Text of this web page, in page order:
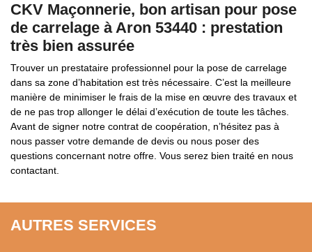
CKV Maçonnerie, bon artisan pour pose
de carrelage à Aron 53440 : prestation
très bien assurée
Trouver un prestataire professionnel pour la pose de carrelage
dans sa zone d’habitation est très nécessaire. C’est la meilleure
manière de minimiser le frais de la mise en œuvre des travaux et
de ne pas trop allonger le délai d’exécution de toute les tâches.
Avant de signer notre contrat de coopération, n’hésitez pas à
nous passer votre demande de devis ou nous poser des
questions concernant notre offre. Vous serez bien traité en nous
contactant.
AUTRES SERVICES